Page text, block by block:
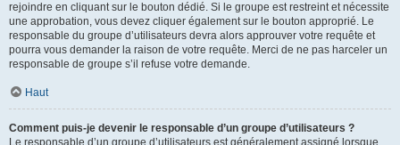
rejoindre en cliquant sur le bouton dédié. Si le groupe est restreint et nécessite
une approbation, vous devez cliquer également sur le bouton approprié. Le
responsable du groupe d’utilisateurs devra alors approuver votre requête et
pourra vous demander la raison de votre requête. Merci de ne pas harceler un
responsable de groupe s’il refuse votre demande.
Haut
Comment puis-je devenir le responsable d’un groupe d’utilisateurs ?
Le responsable d’un groupe d’utilisateurs est généralement assigné lorsque